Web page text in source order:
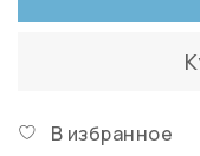
В избранное